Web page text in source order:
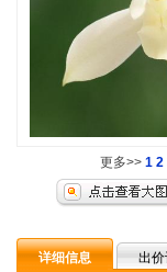
更多>> 1 2
详细信息 出